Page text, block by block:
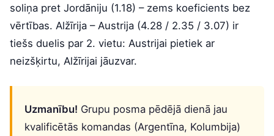
soliņa pret Jordāniju (1.18) – zems koeficients bez
vērtības. Alžīrija – Austrija (4.28 / 2.35 / 3.07) ir
tiešs duelis par 2. vietu: Austrijai pietiek ar
neizšķirtu, Alžīrijai jāuzvar.
Uzmanību! Grupu posma pēdējā dienā jau
kvalificētās komandas (Argentīna, Kolumbija)